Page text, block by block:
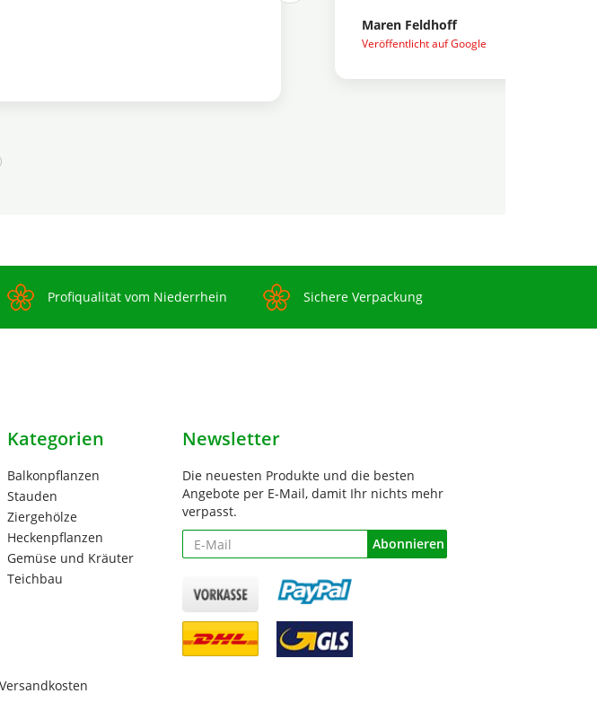
Maren Feldhoff
Veröffentlicht auf Google
Profiqualität vom Niederrhein Sichere Verpackung
Kategorien
Balkonpflanzen
Stauden
Ziergehölze
Heckenpflanzen
Gemüse und Kräuter
Teichbau
Newsletter
Die neuesten Produkte und die besten
Angebote per E-Mail, damit Ihr nichts mehr
verpasst.
Newsletter
Abonnieren